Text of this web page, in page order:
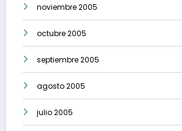
noviembre 2005
octubre 2005
septiembre 2005
agosto 2005
julio 2005